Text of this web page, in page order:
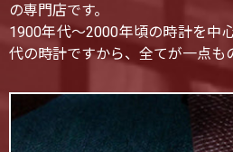
の専門店です。
1900年代〜2000年頃の時計を中
代の時計ですから、全てが一点も